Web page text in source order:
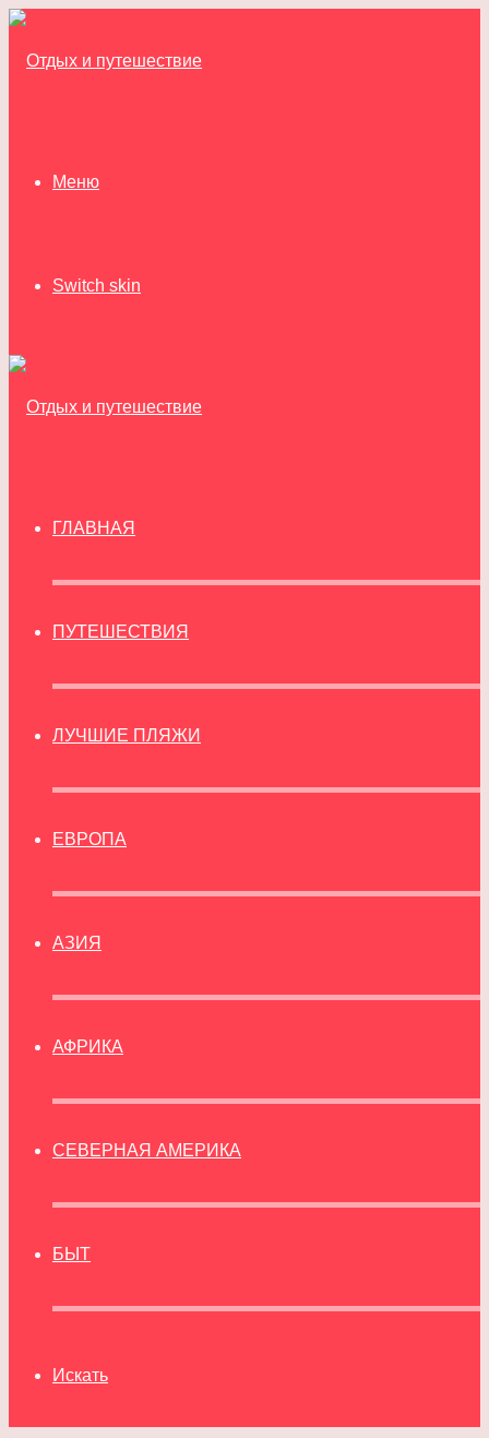
Меню
Switch skin
ГЛАВНАЯ
ПУТЕШЕСТВИЯ
ЛУЧШИЕ ПЛЯЖИ
ЕВРОПА
АЗИЯ
АФРИКА
СЕВЕРНАЯ АМЕРИКА
БЫТ
Искать